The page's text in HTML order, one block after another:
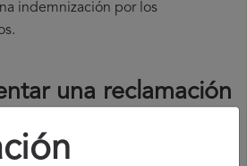
indemnización por los
una reclamación
Edelweiss, debes seguir